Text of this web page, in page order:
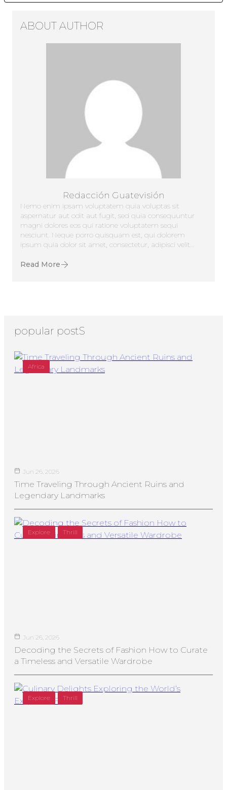
ABOUT AUTHOR
Redacción Guatevisión
Nemo enim ipsam voluptatem quia voluptas sit
aspernatur aut odit aut fugit, sed quia consequuntur
magni dolores eos qui ratione voluptatem sequi
nesciunt. Neque porro quisquam est, qui dolorem
ipsum quia dolor sit amet, consectetur, adipisci velit...
Read More
popular postS
Africa
Jun 26, 2026
Time Traveling Through Ancient Ruins and
Legendary Landmarks
Explore Thrill
Jun 26, 2026
Decoding the Secrets of Fashion How to Curate
a Timeless and Versatile Wardrobe
Explore Thrill